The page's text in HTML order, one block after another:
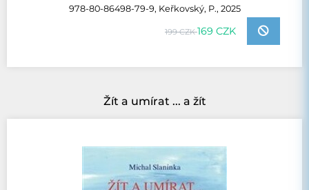
978-80-86498-79-9, Keřkovský, P., 2025
199 CZK169 CZK
Žít a umírat ... a žít